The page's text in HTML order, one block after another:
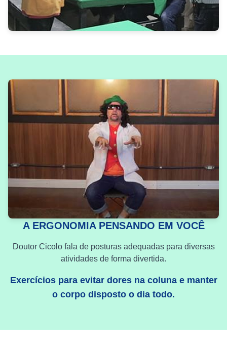
A ERGONOMIA PENSANDO EM VOCÊ
Doutor Cicolo fala de posturas adequadas para diversas
atividades de forma divertida.
Exercícios para evitar dores na coluna e manter
o corpo disposto o dia todo.